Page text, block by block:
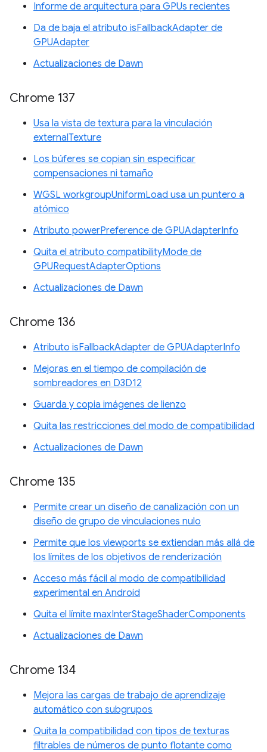
Informe de arquitectura para GPUs recientes
Da de baja el atributo isFallbackAdapter de
GPUAdapter
Actualizaciones de Dawn
Chrome 137
Usa la vista de textura para la vinculación
externalTexture
Los búferes se copian sin especificar
compensaciones ni tamaño
WGSL workgroupUniformLoad usa un puntero a
atómico
Atributo powerPreference de GPUAdapterInfo
Quita el atributo compatibilityMode de
GPURequestAdapterOptions
Actualizaciones de Dawn
Chrome 136
Atributo isFallbackAdapter de GPUAdapterInfo
Mejoras en el tiempo de compilación de
sombreadores en D3D12
Guarda y copia imágenes de lienzo
Quita las restricciones del modo de compatibilidad
Actualizaciones de Dawn
Chrome 135
Permite crear un diseño de canalización con un
diseño de grupo de vinculaciones nulo
Permite que los viewports se extiendan más allá de
los límites de los objetivos de renderización
Acceso más fácil al modo de compatibilidad
experimental en Android
Quita el límite maxInterStageShaderComponents
Actualizaciones de Dawn
Chrome 134
Mejora las cargas de trabajo de aprendizaje
automático con subgrupos
Quita la compatibilidad con tipos de texturas
filtrables de números de punto flotante como